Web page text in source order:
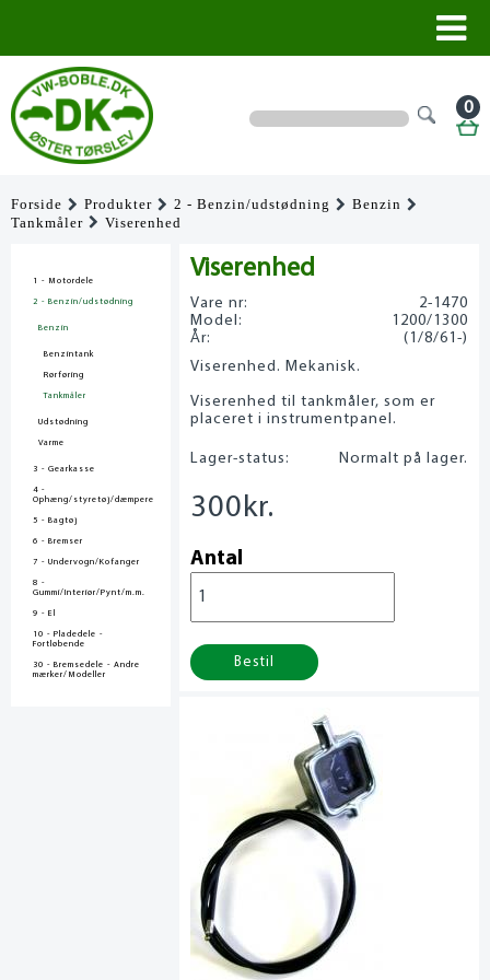
0
Forside Produkter 2 - Benzin/udstødning
Benzin
Tankmåler
Viserenhed
1 - Motordele
2 - Benzin/udstødning
Benzin
Benzintank
Rørføring
Tankmåler
Udstødning
Varme
3 - Gearkasse
4 -
Ophæng/styretøj/dæmpere
5 - Bagtøj
6 - Bremser
7 - Undervogn/Kofanger
8 -
Gummi/Interiør/Pynt/m.m.
9 - El
10 - Pladedele -
Fortløbende
30 - Bremsedele - Andre
mærker/Modeller
Viserenhed
Vare nr:
2-1470
Model:
1200/1300
År:
(1/8/61-)
Viserenhed. Mekanisk.
Viserenhed til tankmåler, som er
placeret i instrumentpanel.
Lager-status: Normalt på lager.
300kr.
Antal
Bestil